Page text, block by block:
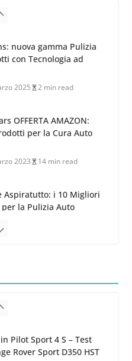
2026
OFFERTA AMAZON:
Aspiratutto: i 10 Migliori
La Migliore Foam
2022
entra nel mondo della
la nuova linea
2025
Pilot Sport 4 S – Test
2026
Test Pneumatici Estivi